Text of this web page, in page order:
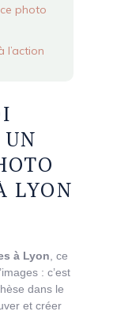
photo
l’action
LYON
à Lyon , ce
: c’est
dans le
et créer